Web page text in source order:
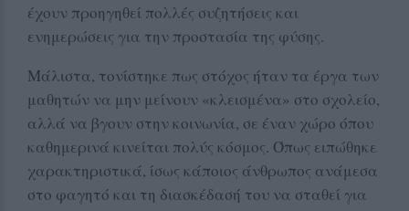
έχουν προηγηθεί πολλές συζητήσεις και
ενημερώσεις για την προστασία της φύσης.
Μάλιστα, τονίστηκε πως στόχος ήταν τα έργα των
μαθητών να μην μείνουν «κλεισμένα» στο σχολείο,
αλλά να βγουν στην κοινωνία, σε έναν χώρο όπου
καθημερινά κινείται πολύς κόσμος. Όπως ειπώθηκε
χαρακτηριστικά, ίσως κάποιος άνθρωπος ανάμεσα
στο φαγητό και τη διασκέδασή του να σταθεί για